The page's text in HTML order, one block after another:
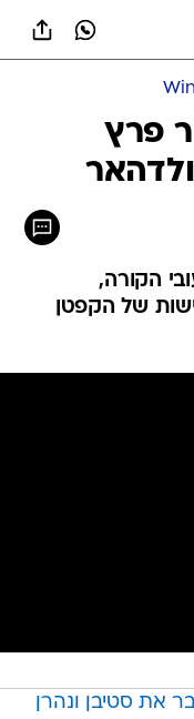
פרץ
הקורה,
של הקפטן
את סטיבן ונהרן